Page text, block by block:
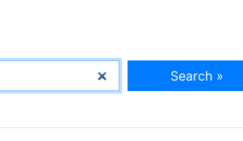
Search »